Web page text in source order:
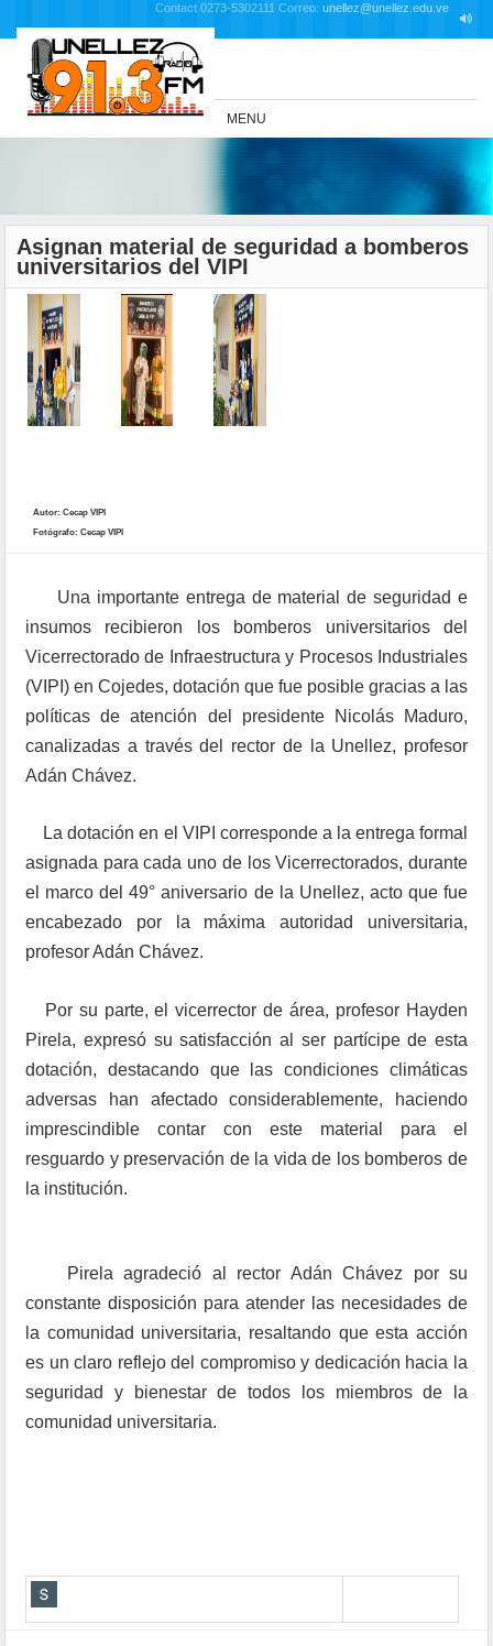
Contact 0273-5302111 Correo: unellez@unellez.edu.ve
MENU
Asignan material de seguridad a bomberos
universitarios del VIPI
Autor: Cecap VIPI
Fotógrafo: Cecap VIPI
Una importante entrega de material de seguridad e
insumos recibieron los bomberos universitarios del
Vicerrectorado de Infraestructura y Procesos Industriales
(VIPI) en Cojedes, dotación que fue posible gracias a las
políticas de atención del presidente Nicolás Maduro,
canalizadas a través del rector de la Unellez, profesor
Adán Chávez.
La dotación en el VIPI corresponde a la entrega formal
asignada para cada uno de los Vicerrectorados, durante
el marco del 49° aniversario de la Unellez, acto que fue
encabezado por la máxima autoridad universitaria,
profesor Adán Chávez.
Por su parte, el vicerrector de área, profesor Hayden
Pirela, expresó su satisfacción al ser partícipe de esta
dotación, destacando que las condiciones climáticas
adversas han afectado considerablemente, haciendo
imprescindible contar con este material para el
resguardo y preservación de la vida de los bomberos de
la institución.
Pirela agradeció al rector Adán Chávez por su
constante disposición para atender las necesidades de
la comunidad universitaria, resaltando que esta acción
es un claro reflejo del compromiso y dedicación hacia la
seguridad y bienestar de todos los miembros de la
comunidad universitaria.